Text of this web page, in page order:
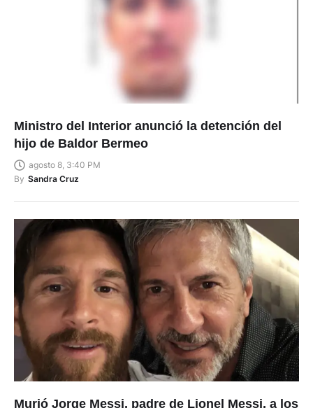
Ministro del Interior anunció la detención del
hijo de Baldor Bermeo
agosto 8, 3:40 PM
By Sandra Cruz
Murió Jorge Messi, padre de Lionel Messi, a los